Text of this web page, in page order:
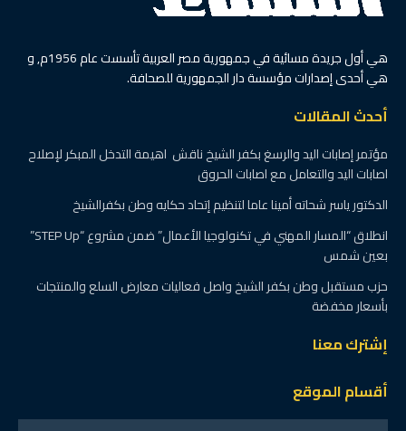
هي أول جريدة مسائية في جمهورية مصر العربية تأسست عام 1956م, و
هي أحدى إصدارات مؤسسة دار الجمهورية للصحافة.
أحدث المقالات
مؤتمر إصابات اليد والرسغ بكفر الشيخ ناقش اهيمة التدخل المبكر لإصلاح
اصابات اليد والتعامل مع اصابات الحروق
الدكتور ياسر شحاته أمينا عاما لتنظيم إتحاد حكايه وطن بكفرالشيخ
انطلاق “المسار المهني في تكنولوجيا الأعمال” ضمن مشروع “STEP Up”
بعين شمس
حزب مستقبل وطن بكفر الشيخ واصل فعاليات معارض السلع والمنتجات
بأسعار مخفضة
إشترك معنا
أقسام الموقع